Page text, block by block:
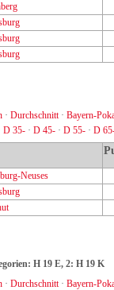
· Durchschnitt· Bayern-
D 35- · D 45- · D 55- · D
Neuses
H 19 E, 2: H 19 K
· Durchschnitt· Bayern-